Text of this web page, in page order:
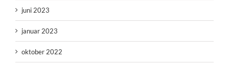
juni 2023
januar 2023
oktober 2022